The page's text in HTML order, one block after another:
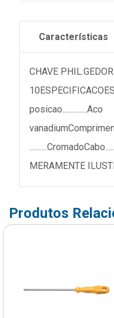
Características
CHAVE
posicao..............Aco
MERAMENTE
Produtos